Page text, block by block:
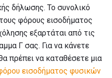
δήλωσης. Το συνολικό
φόρους εισοδήματος
εξαρτάται από τις
Γ σας. Για να κάνετε
πρέπει να καταθέσετε μια
εισοδήματος φυσικών